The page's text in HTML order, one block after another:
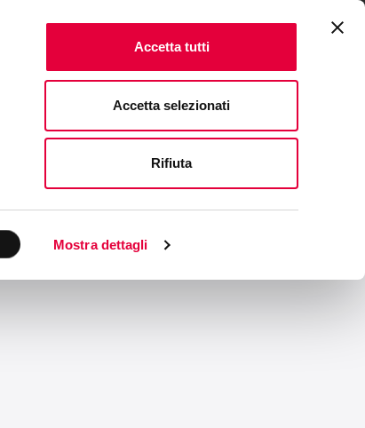
Mostra dettagli
Accetta tutti
Accetta selezionati
Rifiuta